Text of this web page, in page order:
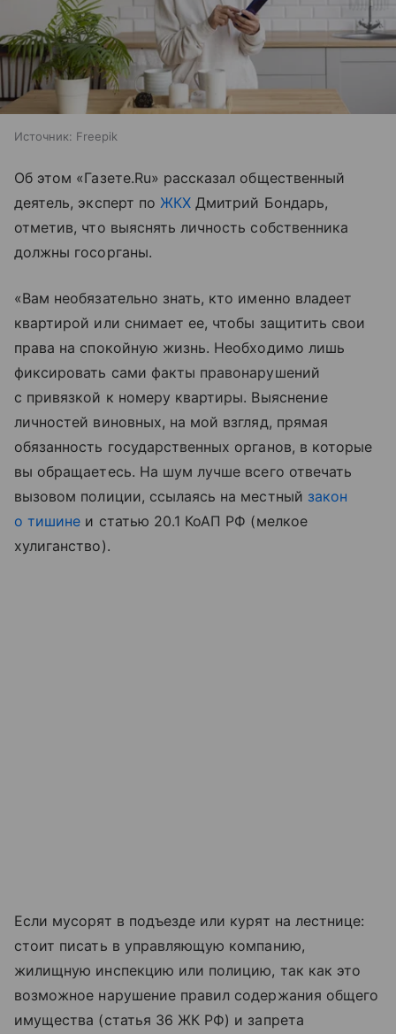
Источник: Freepik
Об этом «Газете.Ru» рассказал общественный
деятель, эксперт по ЖКХ Дмитрий Бондарь,
отметив, что выяснять личность собственника
должны госорганы.
«Вам необязательно знать, кто именно владеет
квартирой или снимает ее, чтобы защитить свои
права на спокойную жизнь. Необходимо лишь
фиксировать сами факты правонарушений
с привязкой к номеру квартиры. Выяснение
личностей виновных, на мой взгляд, прямая
обязанность государственных органов, в которые
вы обращаетесь. На шум лучше всего отвечать
вызовом полиции, ссылаясь на местный закон
о тишине и статью 20.1 КоАП РФ (мелкое
хулиганство).
Если мусорят в подъезде или курят на лестнице:
стоит писать в управляющую компанию,
жилищную инспекцию или полицию, так как это
возможное нарушение правил содержания общего
имущества (статья 36 ЖК РФ) и запрета